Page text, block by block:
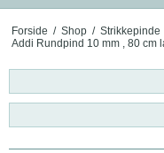
Forside / Shop / Strikkepinde
Addi Rundpind 10 mm , 80 cm